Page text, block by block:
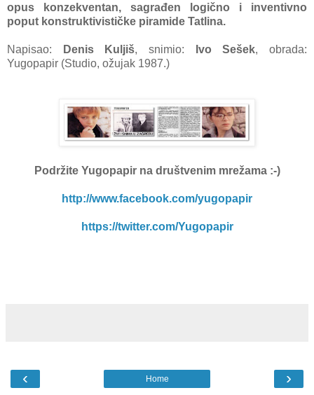
opus konzekventan, sagrađen logično i inventivno
poput konstruktivističke piramide Tatlina.
Napisao: Denis Kuljiš, snimio: Ivo Sešek, obrada:
Yugopapir (Studio, ožujak 1987.)
Podržite Yugopapirna društvenim mrežama :-)
http://www.facebook.com/yugopapir
https://twitter.com/Yugopapir
‹ ›
Home